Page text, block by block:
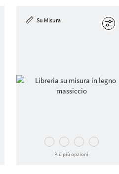
Su Misura
Più più opzioni